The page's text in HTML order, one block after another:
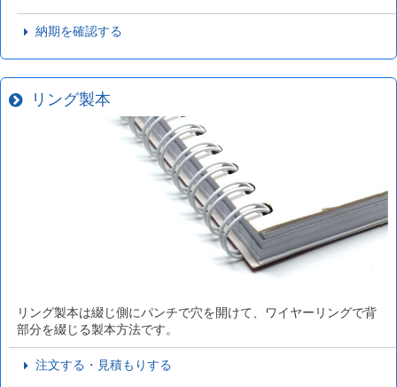
納期を確認する
リング製本
リング製本は綴じ側にパンチで穴を開けて、ワイヤーリングで背
部分を綴じる製本方法です。
注文する・見積もりする